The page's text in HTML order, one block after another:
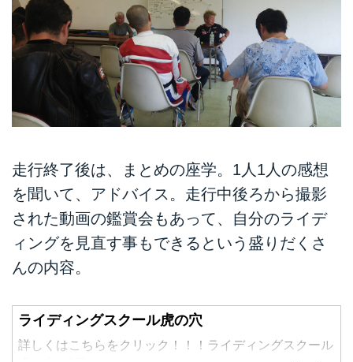
走行終了後は、まとめの座学。1人1人の感想
を聞いて、アドバイス。走行中後ろから撮影
された動画の鑑賞会もあって、自分のライデ
ィングを見直す事もできるという盛りだくさ
んの内容。
ライディングスクール虎の穴
詳しくはこちらをクリック！！！ライディングスクール